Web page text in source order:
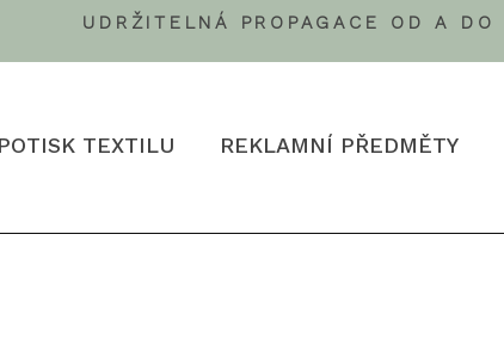
UDRŽITELNÁ PROPAGACE OD A DO
POTISK TEXTILU REKLAMNÍ PŘEDMĚTY